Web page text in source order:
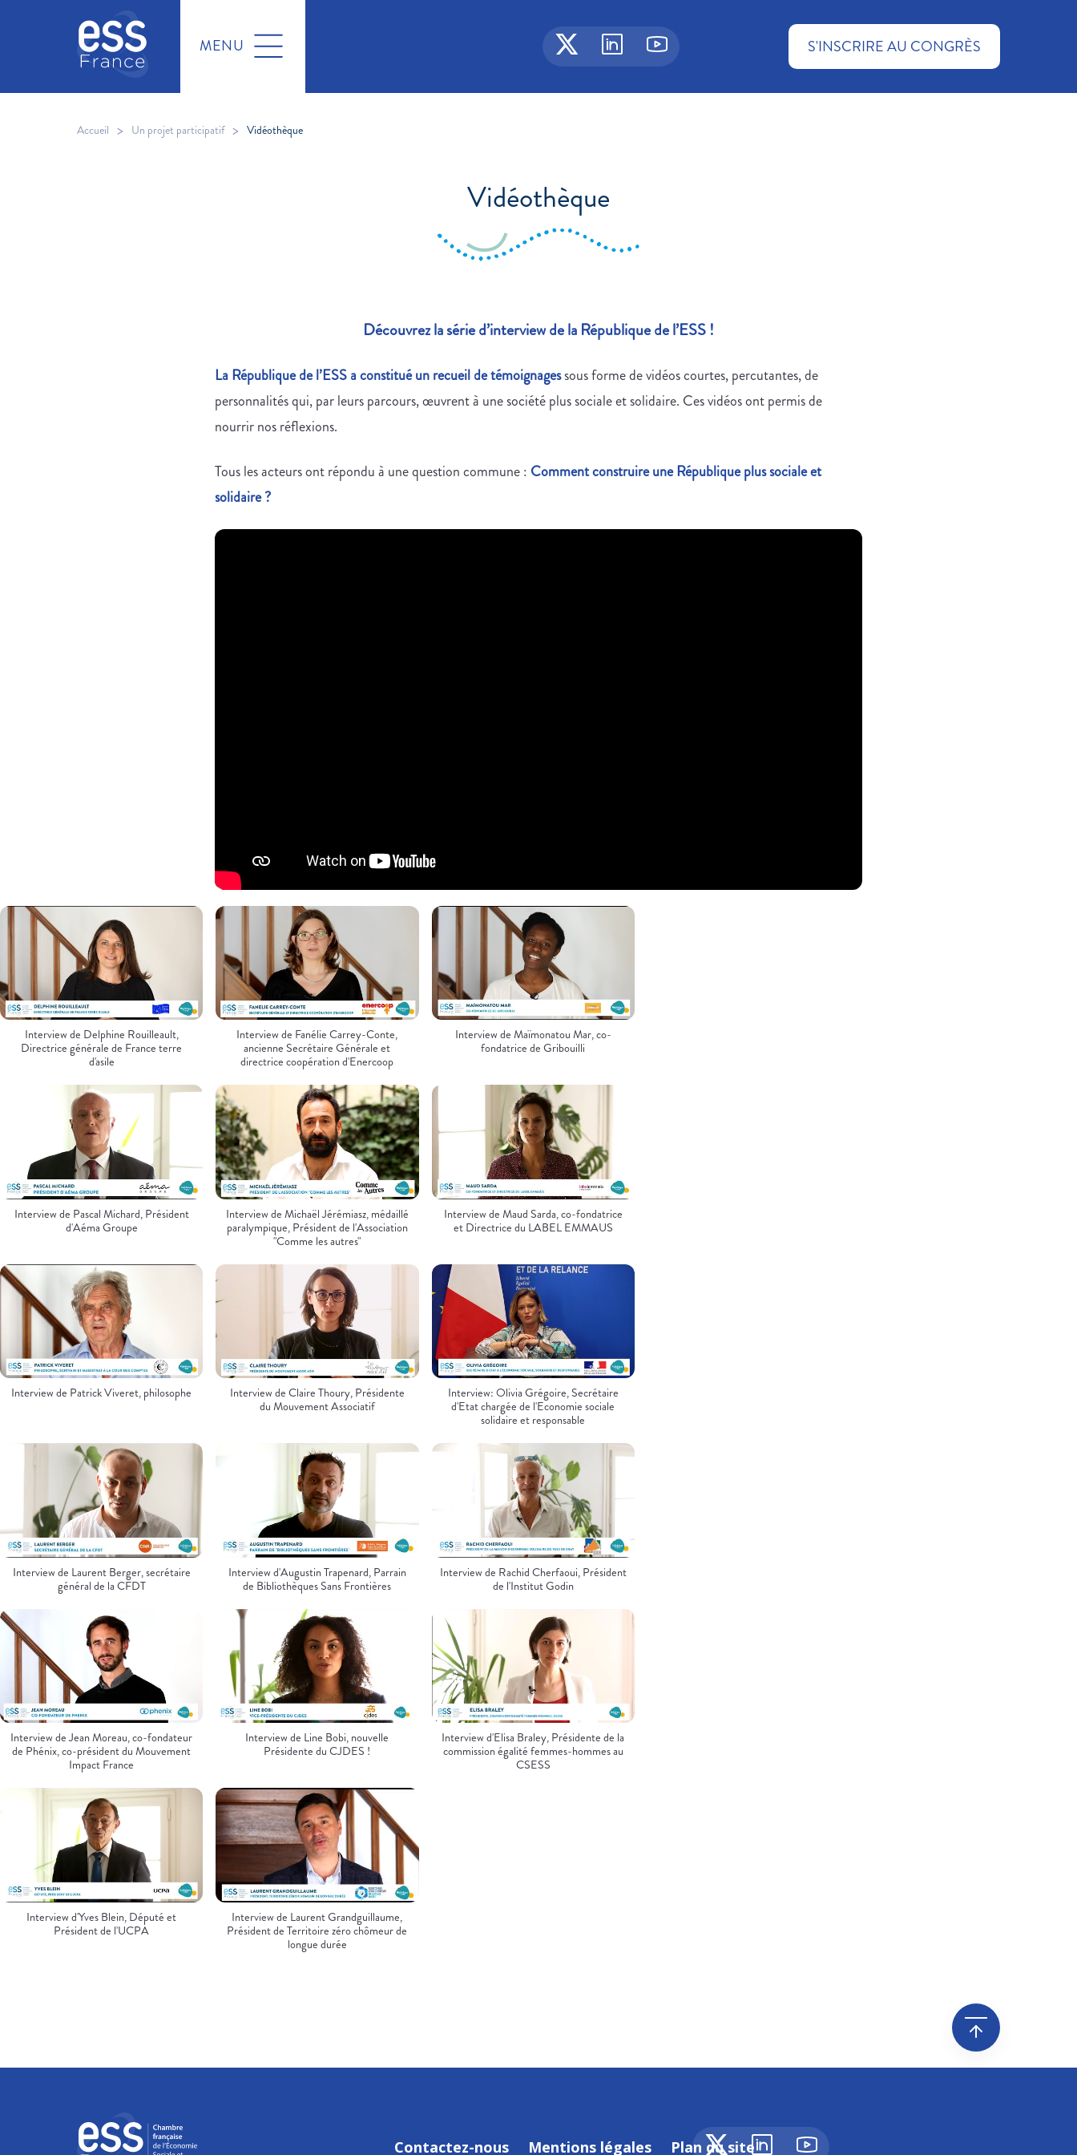
MENU S'INSCRIRE AU CONGRÈS
Accueil > Un projet participatif > Vidéothèque
Vidéothèque
Découvrez la série d’interview de la République de l’ESS !
La République de l’ESS a constitué un recueil de témoignagessous forme de vidéos courtes, percutantes, de
personnalités qui, par leurs parcours, œuvrent à une société plus sociale et solidaire. Ces vidéos ont permis de
nourrir nos réflexions.
Tous les acteurs ont répondu à une question commune : Comment construire une République plus sociale et
solidaire ?
Interview de Delphine Rouilleault,
Directrice générale de France terre
d'asile
Interview de Fanélie Carrey-Conte,
ancienne Secrétaire Générale et
directrice coopération d'Enercoop
Interview de Maïmonatou Mar, co-
fondatrice de Gribouilli
Interview de Pascal Michard, Président
d'Aéma Groupe
Interview de Michaël Jérémiasz, médaillé
paralympique, Président de l'Association
"Comme les autres"
Interview de Maud Sarda, co-fondatrice
et Directrice du LABEL EMMAUS
Interview de Patrick Viveret, philosophe
Interview de Claire Thoury, Présidente
du Mouvement Associatif
Interview: Olivia Grégoire, Secrétaire
d'Etat chargée de l'Economie sociale
solidaire et responsable
Interview de Laurent Berger, secrétaire
général de la CFDT
Interview d'Augustin Trapenard, Parrain
de Bibliothèques Sans Frontières
Interview de Rachid Cherfaoui, Président
de l'Institut Godin
Interview de Jean Moreau, co-fondateur
de Phénix, co-président du Mouvement
Impact France
Interview de Line Bobi, nouvelle
Présidente du CJDES !
Interview d'Elisa Braley, Présidente de la
commission égalité femmes-hommes au
CSESS
Interview d'Yves Blein, Député et
Président de l'UCPA
Interview de Laurent Grandguillaume,
Président de Territoire zéro chômeur de
longue durée
Contactez-nous Mentions légales Plan du site